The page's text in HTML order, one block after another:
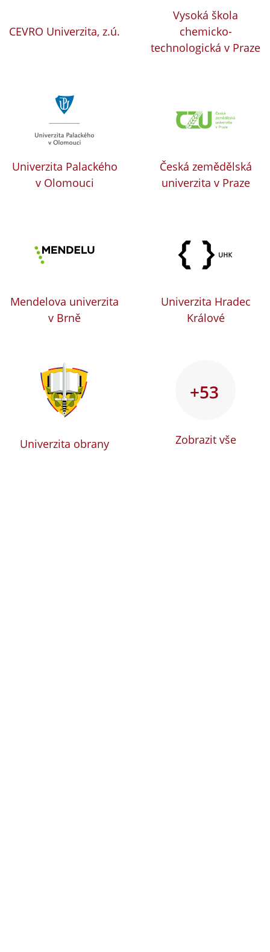
CEVRO Univerzita, z.ú.
Vysoká škola
chemicko-
technologická v Praze
Univerzita Palackého
v Olomouci
Česká zemědělská
univerzita v Praze
Mendelova univerzita
v Brně
Univerzita Hradec
Králové
Univerzita obrany
+53
Zobrazit vše